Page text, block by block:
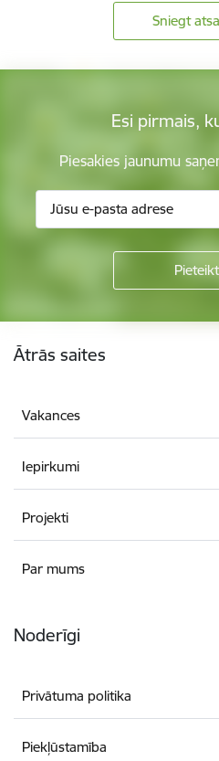
Sniegt
Esi pirmais,
Piesakies jaunumu
Ātrās saites
Vakances
Iepirkumi
Projekti
Par mums
Noderīgi
Privātuma politika
Piekļūstamība